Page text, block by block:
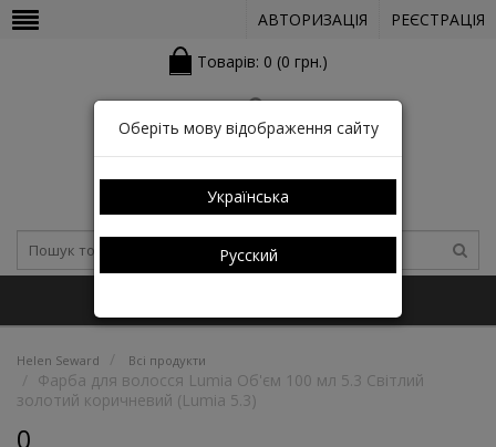
АВТОРИЗАЦІЯ
РЕЄСТРАЦІЯ
Товарів: 0 (0 грн.)
Helen Seward Всі продукти
Фарба для волосся Lumia Об'єм 100 мл 5.3 Світлий
золотий коричневий (Lumia 5.3)
0
Оберіть мову відображення сайту
Українська
Русский